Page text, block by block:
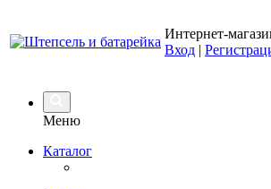
Интернет-
Вход |
Меню
Каталог